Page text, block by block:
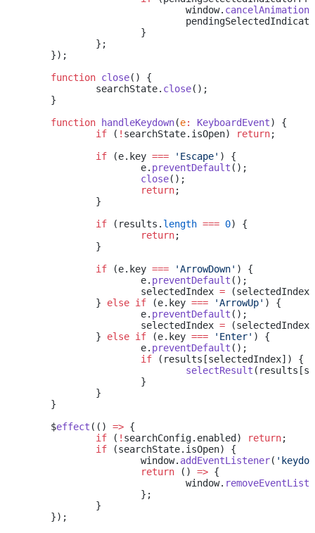
				window.
			}
		};
	});
	function
close() {
		searchState.
close();
	}
	function
handleKeydown(e: KeyboardEvent) {
		if
( ! searchState.isOpen) return;
		if
(e.key === 'Escape' ) {
			e.
preventDefault ();
			close
();
			return
;
		}
		if
(results. length === 0) {
			return
;
		}
		if
(e.key === 'ArrowDown' ) {
			e.
preventDefault ();
			selectedIndex
= (selectedIndex
		}
else if (e.key === 'ArrowUp' ) {
			e.
preventDefault ();
			selectedIndex
= (selectedIndex
		}
else if (e.key === 'Enter' ) {
			e.
preventDefault ();
			if
(results[selectedIndex]) {
				selectResult
			}
		}
	}
	$
effect (() => {
		if
( ! searchConfig.enabled) return;
		if
(searchState.isOpen) {
			window.
addEventListener(
			return
() => {
				window.
			};
		}
	});